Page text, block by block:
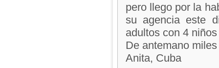
pero llego por la
su agencia este
adultos con 4
De antemano
Anita, Cuba